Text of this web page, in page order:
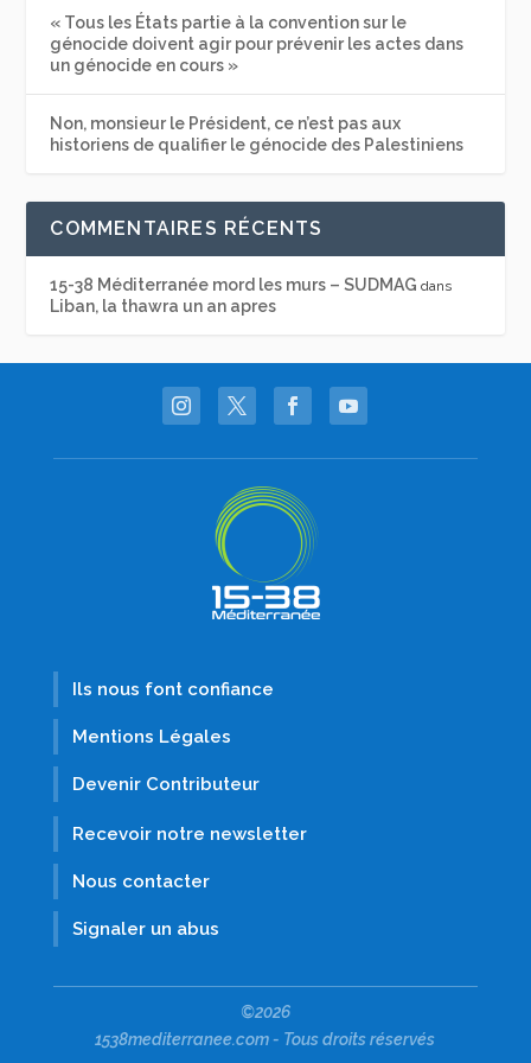
« Tous les États partie à la convention sur le
génocide doivent agir pour prévenir les actes dans
un génocide en cours »
Non, monsieur le Président, ce n’est pas aux
historiens de qualifier le génocide des Palestiniens
COMMENTAIRES RÉCENTS
15-38 Méditerranée mord les murs – SUDMAG dans
Liban, la thawra un an apres
Ils nous font confiance
Mentions Légales
Devenir Contributeur
Recevoir notre newsletter
Nous contacter
Signaler un abus
©2026
1538mediterranee.com - Tous droits réservés